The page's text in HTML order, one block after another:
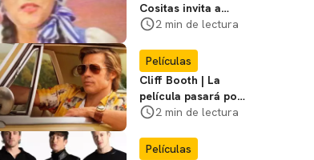
Cositas invita a
visitar el
Miasma
2 min de lectura
Películas
Cliff Booth | La
película pasará por
nuevas filmaciones
2 min de lectura
Películas